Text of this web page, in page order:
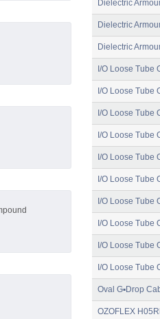
Dielectric
Dielectric
Dielectric
I/O Loose Tube
I/O Loose Tube
I/O Loose Tube
I/O Loose Tube
I/O Loose Tube
I/O Loose Tube
I/O Loose Tube
I/O Loose Tube
I/O Loose Tube
I/O Loose Tube
Oval G▪Drop
OZOFLEX